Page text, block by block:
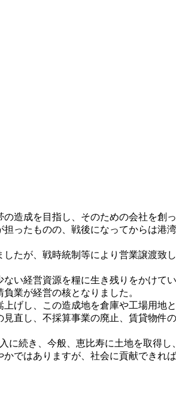
造成を目指し、そのための会社を創
ったものの、戦後になってからは港
たが、戦時統制等により営業譲渡致
い経営資源を糧に生き残りをかけて
業が経営の核となりました。
げし、この造成地を倉庫や工場用地
直し、不採算事業の廃止、賃貸物件
に続き、今般、恵比寿に土地を取得
ではありますが、社会に貢献できれ